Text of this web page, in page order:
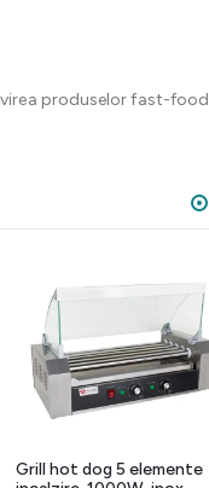
produselor fast-food
Grill hot dog 5 elemente